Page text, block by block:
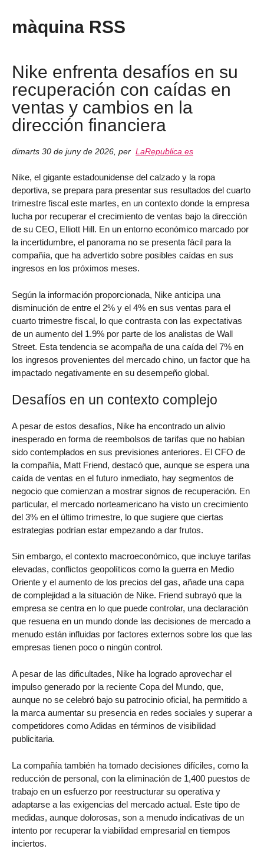
màquina RSS
Nike enfrenta desafíos en su
recuperación con caídas en
ventas y cambios en la
dirección financiera
dimarts 30 de juny de 2026 per LaRepublica.es
Nike, el gigante estadounidense del calzado y la ropa
deportiva, se prepara para presentar sus resultados del cuarto
trimestre fiscal este martes, en un contexto donde la empresa
lucha por recuperar el crecimiento de ventas bajo la dirección
de su CEO, Elliott Hill. En un entorno económico marcado por
la incertidumbre, el panorama no se presenta fácil para la
compañía, que ha advertido sobre posibles caídas en sus
ingresos en los próximos meses.
Según la información proporcionada, Nike anticipa una
disminución de entre el 2% y el 4% en sus ventas para el
cuarto trimestre fiscal, lo que contrasta con las expectativas
de un aumento del 1.9% por parte de los analistas de Wall
Street. Esta tendencia se acompaña de una caída del 7% en
los ingresos provenientes del mercado chino, un factor que ha
impactado negativamente en su desempeño global.
Desafíos en un contexto complejo
A pesar de estos desafíos, Nike ha encontrado un alivio
inesperado en forma de reembolsos de tarifas que no habían
sido contemplados en sus previsiones anteriores. El CFO de
la compañía, Matt Friend, destacó que, aunque se espera una
caída de ventas en el futuro inmediato, hay segmentos de
negocio que comienzan a mostrar signos de recuperación. En
particular, el mercado norteamericano ha visto un crecimiento
del 3% en el último trimestre, lo que sugiere que ciertas
estrategias podrían estar empezando a dar frutos.
Sin embargo, el contexto macroeconómico, que incluye tarifas
elevadas, conflictos geopolíticos como la guerra en Medio
Oriente y el aumento de los precios del gas, añade una capa
de complejidad a la situación de Nike. Friend subrayó que la
empresa se centra en lo que puede controlar, una declaración
que resuena en un mundo donde las decisiones de mercado a
menudo están influidas por factores externos sobre los que las
empresas tienen poco o ningún control.
A pesar de las dificultades, Nike ha logrado aprovechar el
impulso generado por la reciente Copa del Mundo, que,
aunque no se celebró bajo su patrocinio oficial, ha permitido a
la marca aumentar su presencia en redes sociales y superar a
competidores como Adidas en términos de visibilidad
publicitaria.
La compañía también ha tomado decisiones difíciles, como la
reducción de personal, con la eliminación de 1,400 puestos de
trabajo en un esfuerzo por reestructurar su operativa y
adaptarse a las exigencias del mercado actual. Este tipo de
medidas, aunque dolorosas, son a menudo indicativas de un
intento por recuperar la viabilidad empresarial en tiempos
inciertos.